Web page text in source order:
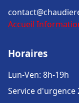
Accueil
Horaires
Lun-Ven: 8h-19h
Service d'urgence